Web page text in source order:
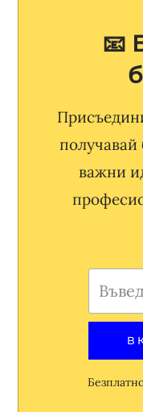
📧
важни